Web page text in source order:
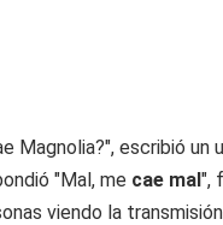
Magnolia?", escribió un
"Mal, me cae mal",
viendo la